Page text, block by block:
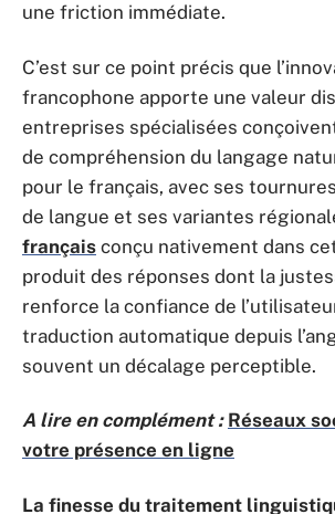
une friction immédiate.
C’est sur ce point précis que
francophone apporte une valeur
entreprises spécialisées
de compréhension du langage
pour le français, avec ses
de langue et ses variantes
français conçu nativement dans
produit des réponses dont la
renforce la confiance de
traduction automatique depuis
souvent un décalage perceptible.
A lire en complément : Réseaux
votre présence en ligne
La finesse du traitement